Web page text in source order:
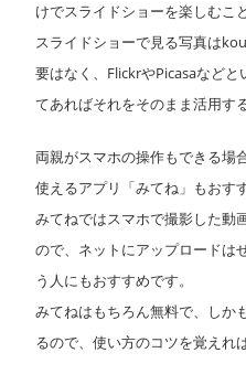
けでスライドショーを楽しむこ
スライドショーで見る写真は
要はなく、FlickrやPicasaなど
てあればそれをそのまま活用す
両親がスマホの操作もできる
使えるアプリ「みてね」もおす
みてねではスマホで撮影した動
ので、ネットにアップロードは
う人にもおすすめです。
みてねはもちろん無料で、しか
るので、使い方のコツを覚えれ